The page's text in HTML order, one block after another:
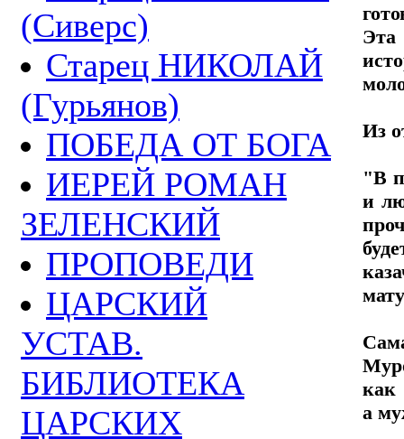
(Сиверс)
Старец НИКОЛАЙ
(Гурьянов)
ПОБЕДА ОТ БОГА
ИЕРЕЙ РОМАН
ЗЕЛЕНСКИЙ
ПРОПОВЕДИ
ЦАРСКИЙ
УСТАВ.
БИБЛИОТЕКА
ЦАРСКИХ
Эта
Из
"В
и
как
а